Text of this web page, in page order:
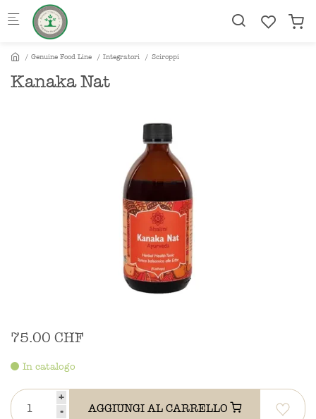
Skip to main content
Genuine Food Line Integratori Sciroppi
Kanaka Nat
75.00 CHF
In catalogo
+
-
AGGIUNGI AL CARRELLO